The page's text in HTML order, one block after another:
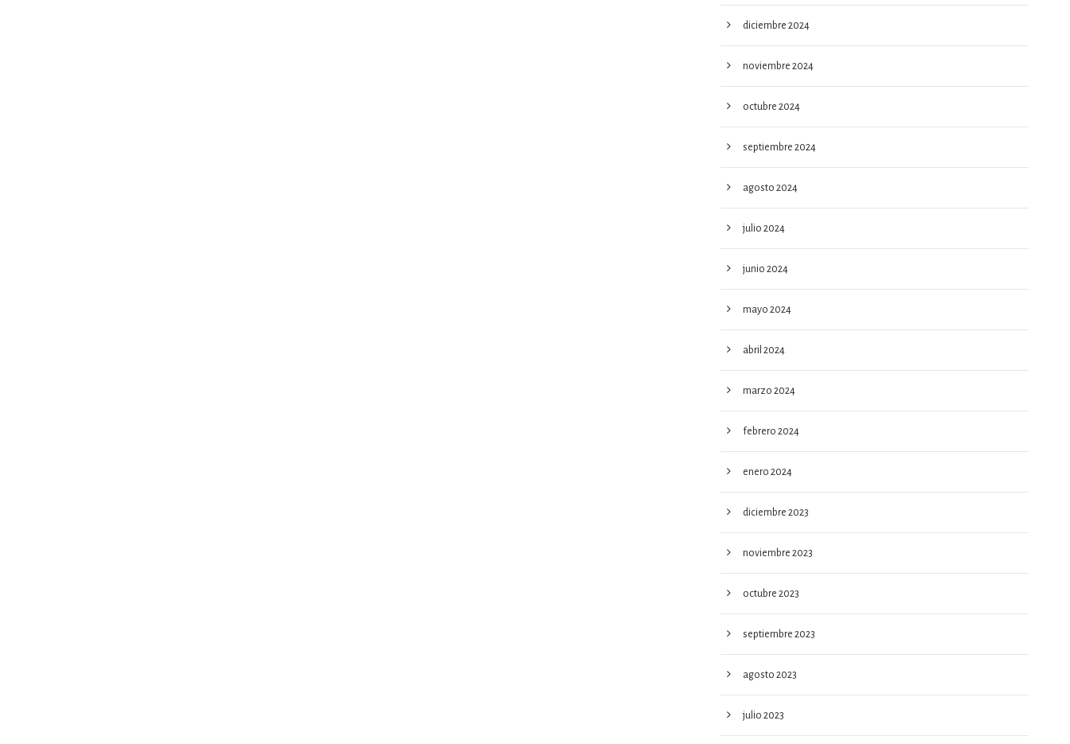
diciembre 2024
noviembre 2024
octubre 2024
septiembre 2024
agosto 2024
julio 2024
junio 2024
mayo 2024
abril 2024
marzo 2024
febrero 2024
enero 2024
diciembre 2023
noviembre 2023
octubre 2023
septiembre 2023
agosto 2023
julio 2023